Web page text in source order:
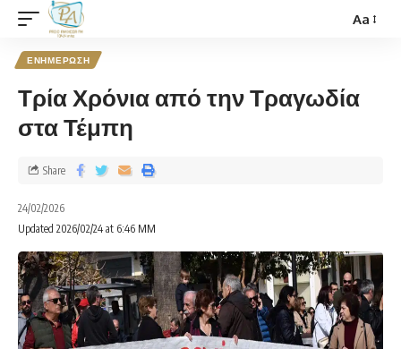
Aa
ΕΝΗΜΕΡΩΣΗ
Τρία Χρόνια από την Τραγωδία
στα Τέμπη
24/02/2026
Updated 2026/02/24 at 6:46 ΜΜ
Share